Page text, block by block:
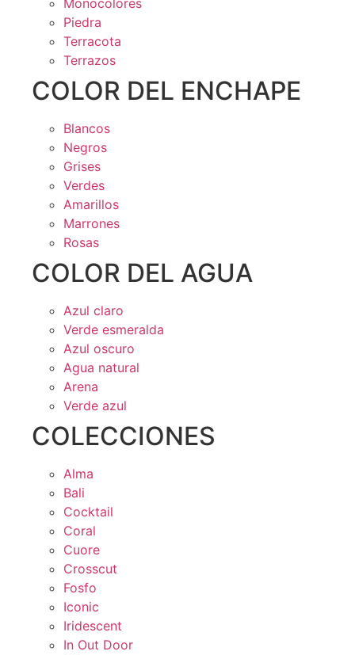
Monocolores
Piedra
Terracota
Terrazos
COLOR DEL ENCHAPE
Blancos
Negros
Grises
Verdes
Amarillos
Marrones
Rosas
COLOR DEL AGUA
Azul claro
Verde esmeralda
Azul oscuro
Agua natural
Arena
Verde azul
COLECCIONES
Alma
Bali
Cocktail
Coral
Cuore
Crosscut
Fosfo
Iconic
Iridescent
In Out Door